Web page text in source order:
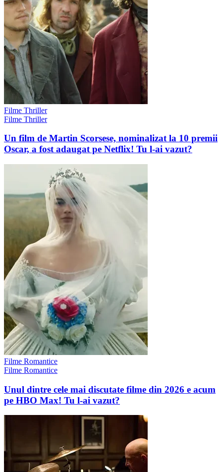
Filme Thriller
Filme Thriller
Un film de Martin Scorsese, nominalizat la 10 premii
Oscar, a fost adaugat pe Netflix! Tu l-ai vazut?
Filme Romantice
Filme Romantice
Unul dintre cele mai discutate filme din 2026 e acum
pe HBO Max! Tu l-ai vazut?